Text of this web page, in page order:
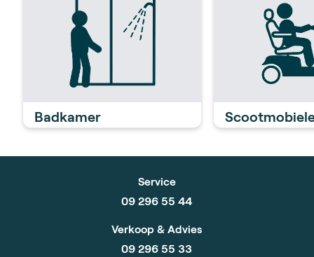
Badkamer
Service
09 296 55 44
Verkoop & Advies
09 296 55 33